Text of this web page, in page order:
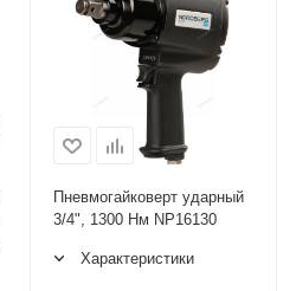
Пневмогайковерт ударный
3/4", 1300 Нм NP16130
Характеристики